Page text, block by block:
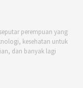
perempuan yang
kesehatan untuk
dan banyak lagi